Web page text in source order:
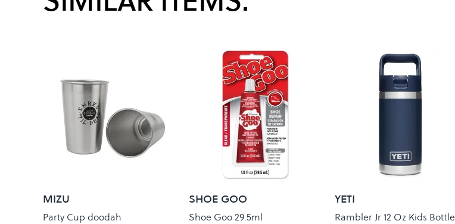
MIZU
Party Cup doodah
SHOE GOO
Shoe Goo 29.5ml
YETI
Rambler Jr 12 Oz Kids Bottle